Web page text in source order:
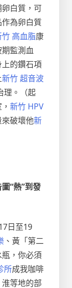
白質，可
為卵白質
高血脂康
監測血
的鑽石項
新竹 超音波
理。（起
新竹 HPV
破壞他新
“熱”到發
日至19
、黃「第二
，你必須
所成我咖啡
等地的部